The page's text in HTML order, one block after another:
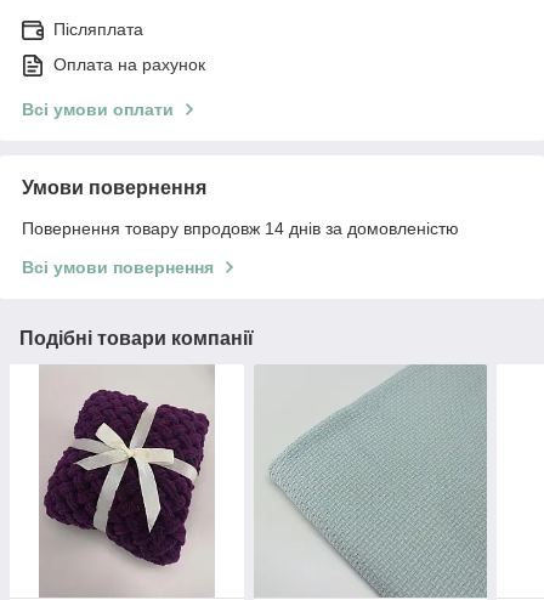
Післяплата
Оплата на рахунок
Всі умови оплати
Умови повернення
Повернення товару впродовж 14 днів за домовленістю
Всі умови повернення
Подібні товари компанії